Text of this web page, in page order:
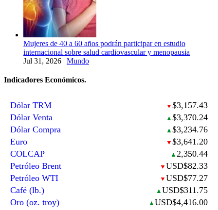
Mujeres de 40 a 60 años podrán participar en estudio
internacional sobre salud cardiovascular y menopausia
Jul 31, 2026 | Mundo
Indicadores Económicos.
Dólar TRM ▼ $3,157.43
Dólar Venta
▲ $3,370.24
Dólar Compra
▲ $3,234.76
Euro
▼ $3,641.20
COLCAP
▲ 2,350.44
Petróleo Brent
▼ USD$82.33
Petróleo WTI
▼ USD$77.27
Café (lb.)
▲ USD$311.75
Oro (oz. troy)
▲ USD$4,416.00